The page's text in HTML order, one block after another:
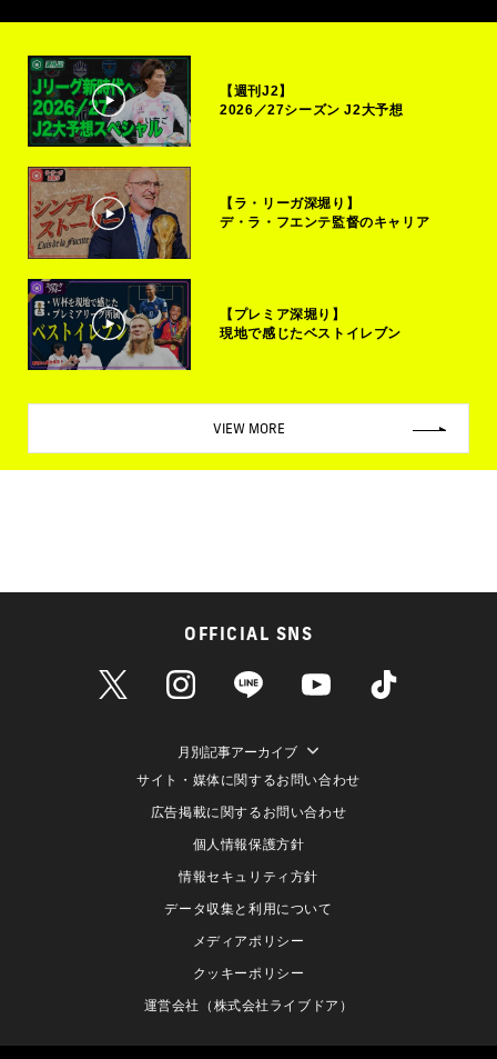
【週刊J2】
2026／27シーズン J2大予想
【ラ・リーガ深堀り】
デ・ラ・フエンテ監督のキャリア
【プレミア深堀り】
現地で感じたベストイレブン
VIEW MORE
OFFICIAL SNS
月別記事アーカイブ
サイト・媒体に関するお問い合わせ
広告掲載に関するお問い合わせ
個人情報保護方針
情報セキュリティ方針
データ収集と利用について
メディアポリシー
クッキーポリシー
運営会社（株式会社ライブドア）